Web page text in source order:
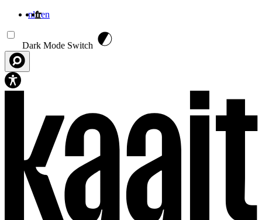
nlfren
Dark Mode Switch